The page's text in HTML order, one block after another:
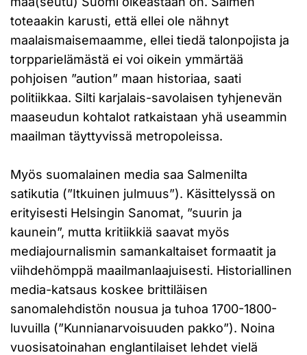
toteaakin karusti, että ellei ole nähnyt
maalaismaisemaamme, ellei tiedä talonpojista ja
torpparielämästä ei voi oikein ymmärtää
pohjoisen ”aution” maan historiaa, saati
politiikkaa. Silti karjalais-savolaisen tyhjenevän
maaseudun kohtalot ratkaistaan yhä useammin
maailman täyttyvissä metropoleissa.
Myös suomalainen media saa Salmenilta
satikutia (”Itkuinen julmuus”). Käsittelyssä on
erityisesti Helsingin Sanomat, ”suurin ja
kaunein”, mutta kritiikkiä saavat myös
mediajournalismin samankaltaiset formaatit ja
viihdehömppä maailmanlaajuisesti. Historiallinen
media-katsaus koskee brittiläisen
sanomalehdistön nousua ja tuhoa 1700-1800-
luvuilla (”Kunnianarvoisuuden pakko”). Noina
vuosisatoinahan englantilaiset lehdet vielä